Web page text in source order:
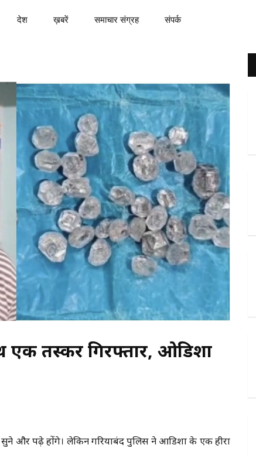
देश ख़बरें समाचार संग्रह संपर्क
एक तस्कर गिरफ्तार, ओडिशा
और पढ़े होंगे। लेकिन गरियाबंद पुलिस ने आडिशा के एक हीरा